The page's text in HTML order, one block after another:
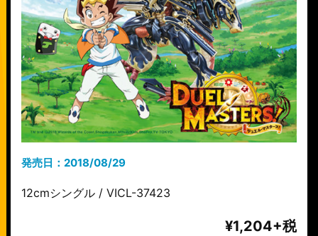
発売日：2018/08/29
12cmシングル / VICL-37423
¥1,204+税